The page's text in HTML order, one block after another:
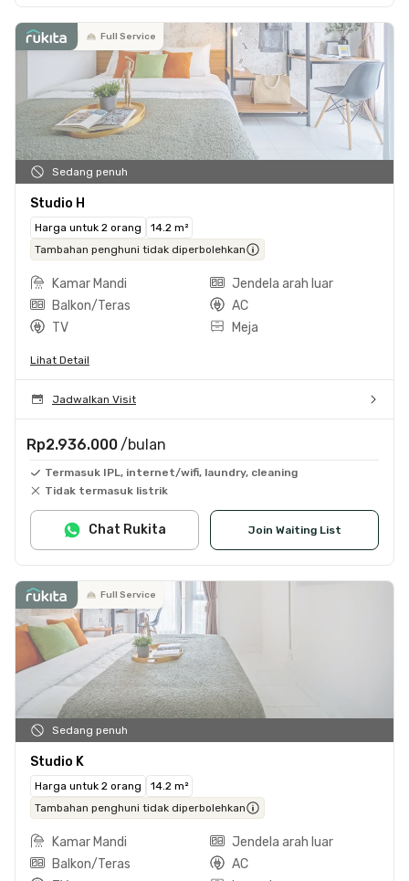
Full Service
Sedang penuh
Studio H
Harga untuk 2 orang
14.2 m²
Tambahan penghuni tidak diperbolehkan
Kamar Mandi
Jendela arah luar
Balkon/Teras
AC
TV
Meja
Lihat Detail
Jadwalkan Visit
Rp2.936.000 /bulan
Termasuk IPL, internet/wifi, laundry, cleaning
Tidak termasuk listrik
Join Waiting List
Chat Rukita
Full Service
Sedang penuh
Studio K
Harga untuk 2 orang
14.2 m²
Tambahan penghuni tidak diperbolehkan
Kamar Mandi
Jendela arah luar
Balkon/Teras
AC